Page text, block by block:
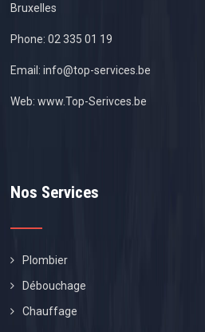
Bruxelles
Phone:02 335 01 19
Email:info@top-services.be
Web:www.Top-Serivces.be
Nos Services
Plombier
Débouchage
Chauffage